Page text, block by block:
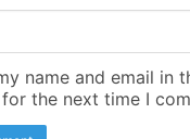
name and email in
the next time I